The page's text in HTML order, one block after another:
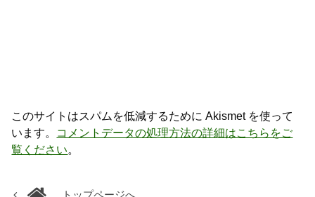
このサイトはスパムを低減するために Akismet を使って
います。 コメントデータの処理方法の詳細はこちらをご
覧ください。